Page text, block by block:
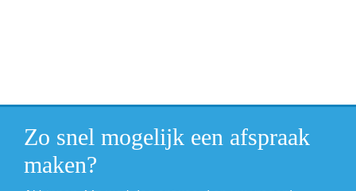
Zo snel mogelijk een afspraak
maken?